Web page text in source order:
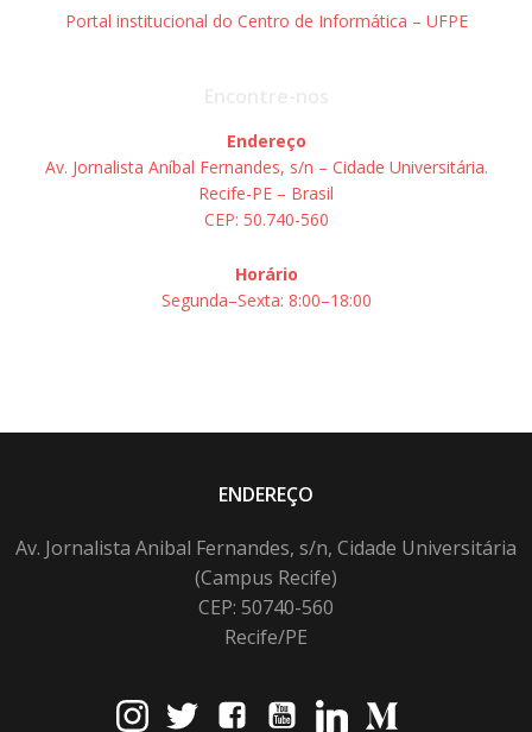
Portal institucional do Centro de Informática – UFPE
Endereço
Av. Jornalista Aníbal Fernandes, s/n – Cidade Universitária.
Recife-PE – Brasil
CEP: 50.740-560
Horário
Segunda–Sexta: 8:00–18:00
ENDEREÇO
Av. Jornalista Anibal Fernandes, s/n, Cidade Universitária
(Campus Recife)
CEP: 50740-560
Recife/PE